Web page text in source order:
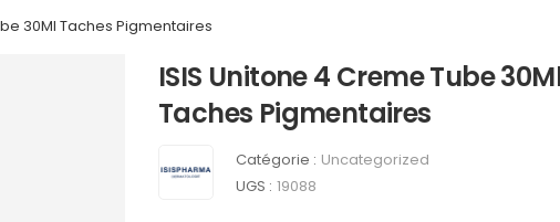
30Ml Taches Pigmentaires
ISIS Unitone 4 Creme Tube
Taches Pigmentaires
Catégorie : Uncategorized
UGS : 19088